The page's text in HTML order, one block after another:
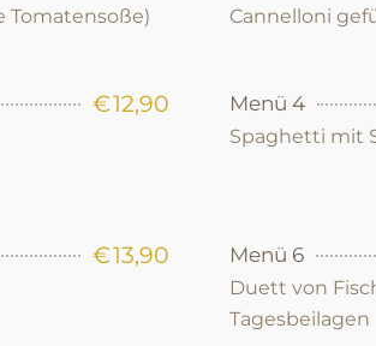
Tomatensoße) Cannelloni
€12,90 Menü 4
Spaghetti mit
€13,90 Menü 6
Duett von
Tagesbeilagen